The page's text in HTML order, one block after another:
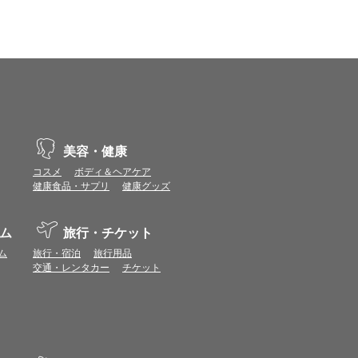
ならない場合があります。
。
。
る場合があります。各ショップからご注文後
ジ）を経由することなく、トップページ等か
プに表示されます。
美容・健康
コスメ
ボディ＆ヘアケア
健康食品・サプリ
健康グッズ
旅行・チケット
旅行・宿泊
旅行用品
交通・レンタカー
チケット